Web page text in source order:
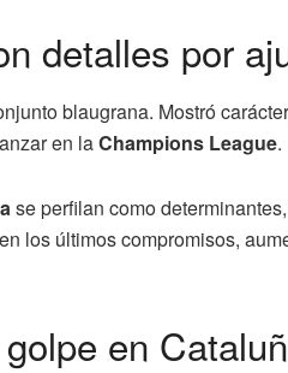
detalles por
blaugrana. Mostró
en laChampions League.
se perfilan como
los últimos compromisos,
en